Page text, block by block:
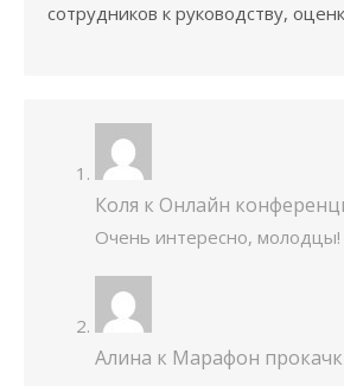
сотрудников к руководству,
Коля к Онлайн
Очень интересно, молодцы!
Алина к Марафон